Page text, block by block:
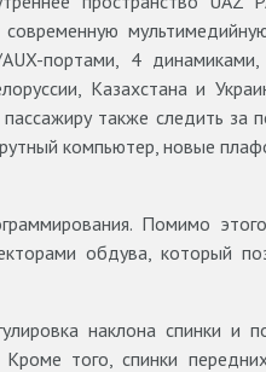
портами, 4
Казахстана и
также следить за
компьютер, новые
Помимо
обдува, который
наклона спинки и
того, спинки